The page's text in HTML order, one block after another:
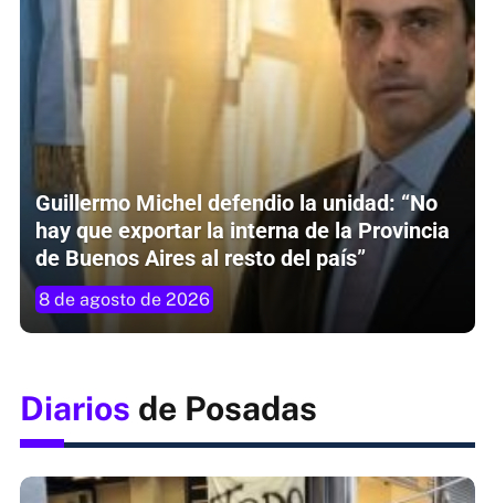
Guillermo Michel defendio la unidad: “No
hay que exportar la interna de la Provincia
de Buenos Aires al resto del país”
8 de agosto de 2026
Diarios de Posadas